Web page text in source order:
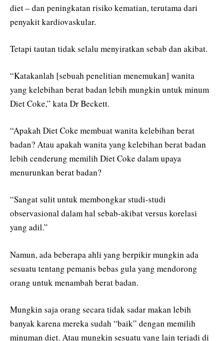
diet – dan peningkatan risiko kematian, terutama dari
penyakit kardiovaskular.
Tetapi tautan tidak selalu menyiratkan sebab dan akibat.
“Katakanlah [sebuah penelitian menemukan] wanita
yang kelebihan berat badan lebih mungkin untuk minum
Diet Coke,” kata Dr Beckett.
“Apakah Diet Coke membuat wanita kelebihan berat
badan? Atau apakah wanita yang kelebihan berat badan
lebih cenderung memilih Diet Coke dalam upaya
menurunkan berat badan?
“Sangat sulit untuk membongkar studi-studi
observasional dalam hal sebab-akibat versus korelasi
yang adil.”
Namun, ada beberapa ahli yang berpikir mungkin ada
sesuatu tentang pemanis bebas gula yang mendorong
orang untuk menambah berat badan.
Mungkin saja orang secara tidak sadar makan lebih
banyak karena mereka sudah “baik” dengan memilih
minuman diet. Atau mungkin sesuatu yang lain terjadi di